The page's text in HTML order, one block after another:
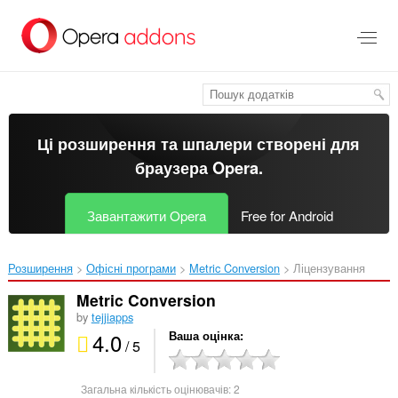
основного
Ці розширення та шпалери створені для
браузера Opera.
Завантажити Opera Free for Android
Розширення Офісні програми Metric Conversion‎ Ліцензування
Metric Conversion
by tejjiapps
4.0/ 5 Ваша оцінка
Загальна кількість оцінювачів:2